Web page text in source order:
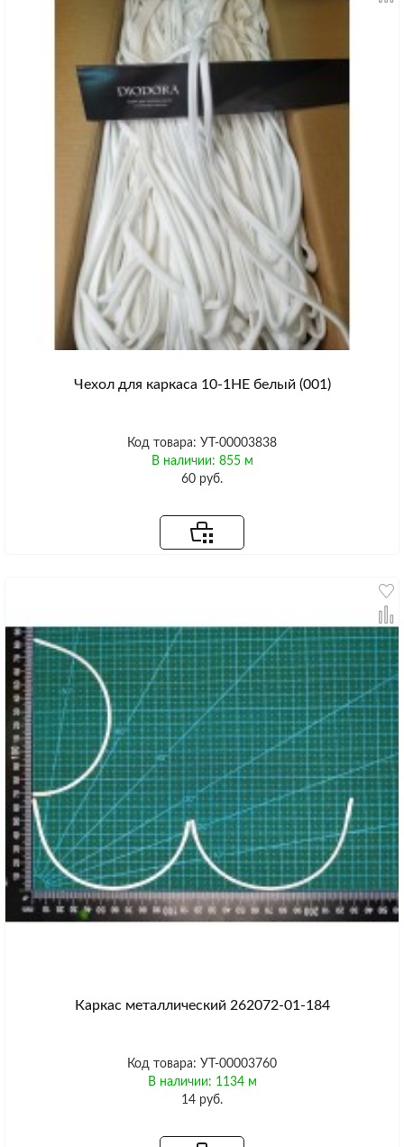
Чехол для каркаса 10-1HE белый (001)
Код товара: УТ-00003838
В наличии: 855 м
60 руб.
Каркас металлический 262072-01-184
Код товара: УТ-00003760
В наличии: 1134 м
14 руб.